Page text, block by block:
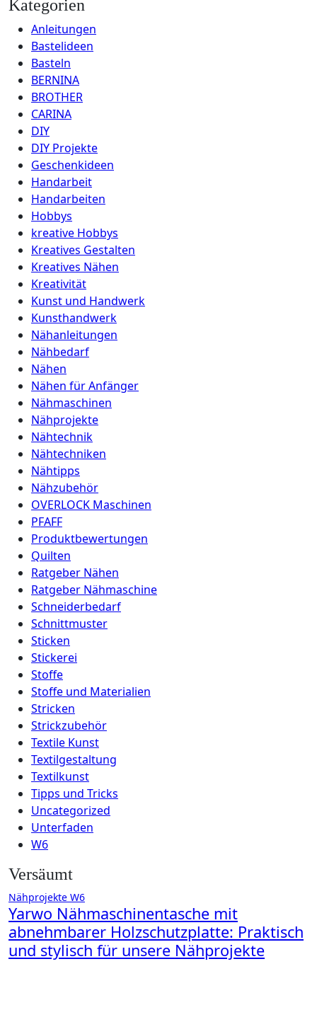
Kategorien
Anleitungen
Bastelideen
Basteln
BERNINA
BROTHER
CARINA
DIY
DIY Projekte
Geschenkideen
Handarbeit
Handarbeiten
Hobbys
kreative Hobbys
Kreatives Gestalten
Kreatives Nähen
Kreativität
Kunst und Handwerk
Kunsthandwerk
Nähanleitungen
Nähbedarf
Nähen
Nähen für Anfänger
Nähmaschinen
Nähprojekte
Nähtechnik
Nähtechniken
Nähtipps
Nähzubehör
OVERLOCK Maschinen
PFAFF
Produktbewertungen
Quilten
Ratgeber Nähen
Ratgeber Nähmaschine
Schneiderbedarf
Schnittmuster
Sticken
Stickerei
Stoffe
Stoffe und Materialien
Stricken
Strickzubehör
Textile Kunst
Textilgestaltung
Textilkunst
Tipps und Tricks
Uncategorized
Unterfaden
W6
Versäumt
Nähprojekte W6
Yarwo Nähmaschinentasche mit
abnehmbarer Holzschutzplatte: Praktisch
und stylisch für unsere Nähprojekte